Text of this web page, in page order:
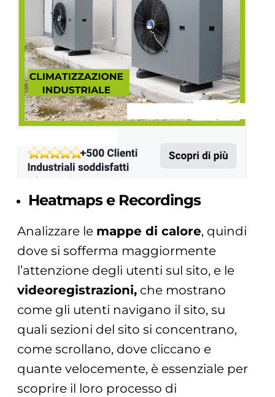
Heatmaps e Recordings
Analizzare le mappe di calore, quindi
dove si sofferma maggiormente
l’attenzione degli utenti sul sito, e le
videoregistrazioni,che mostrano
come gli utenti navigano il sito, su
quali sezioni del sito si concentrano,
come scrollano, dove cliccano e
quante velocemente, è essenziale per
scoprire il loro processo di